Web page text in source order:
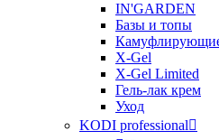
IN'GARDEN
Базы и топы
X-Gel
X-Gel Limited
Гель-лак крем
Уход
KODI professional